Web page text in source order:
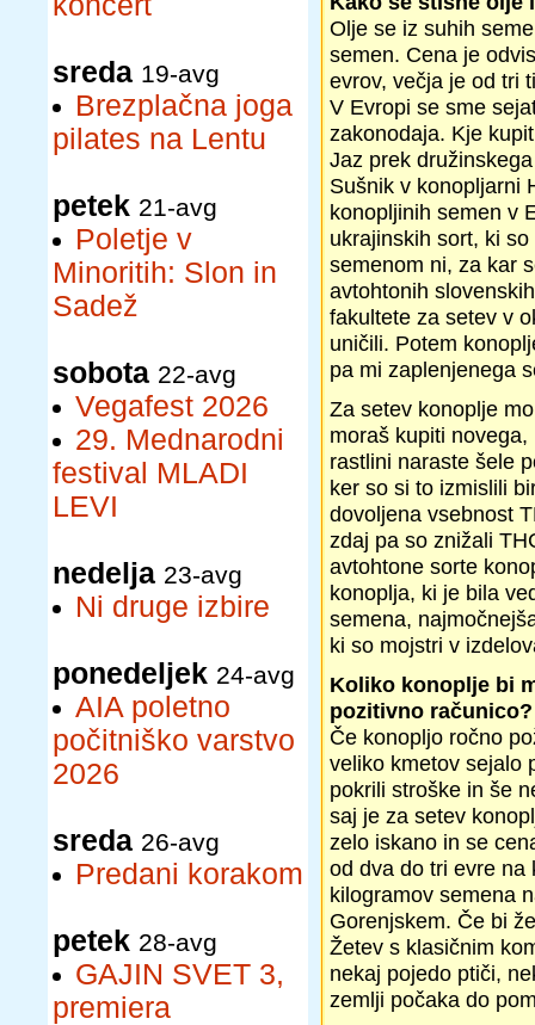
sreda 19-avg
Brezplačna joga
pilates na Lentu
petek 21-avg
Poletje v
Minoritih: Slon in
Sadež
sobota 22-avg
Vegafest 2026
29. Mednarodni
festival MLADI
LEVI
nedelja 23-avg
Ni druge izbire
ponedeljek 24-avg
AIA poletno
počitniško varstvo
2026
sreda 26-avg
Predani korakom
petek 28-avg
GAJIN SVET 3,
premiera
Olje se iz suhih
semen. Cena je
evrov, večja je od tri
V Evropi se sme
zakonodaja. Kje
Jaz prek
Sušnik v konopljarni
konopljinih semen v
ukrajinskih sort, ki
semenom ni, za kar
avtohtonih
fakultete za setev v
uničili. Potem
pa mi zaplenjenega
Za setev konoplje
moraš kupiti
rastlini naraste šele
ker so si to izmislili
dovoljena vsebnost
zdaj pa so znižali
avtohtone sorte
konoplja, ki je bila
semena,
ki so mojstri v
Koliko konoplje bi
pozitivno računico?
Če konopljo ročno
veliko kmetov sejalo
pokrili stroške in še
saj je za setev
zelo iskano in se
od dva do tri evre na
kilogramov semena
Gorenjskem. Če bi
Žetev s klasičnim
nekaj pojedo ptiči,
zemlji počaka do